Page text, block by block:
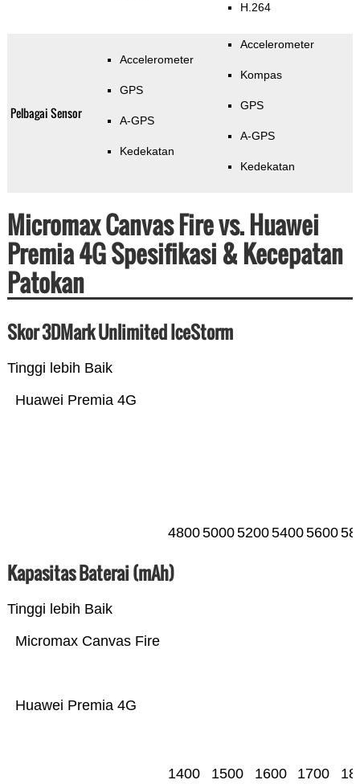
H.264
Pelbagai Sensor
Accelerometer
GPS
A-GPS
Kedekatan
Accelerometer
Kompas
GPS
A-GPS
Kedekatan
Micromax Canvas Fire vs. Huawei
Premia 4G Spesifikasi & Kecepatan
Patokan
Skor 3DMark Unlimited IceStorm
Tinggi lebih Baik
Huawei Premia 4G
48005000520054005600
Kapasitas Baterai (mAh)
Tinggi lebih Baik
Huawei Premia 4G
Micromax Canvas Fire
1400 1500 1600 1700